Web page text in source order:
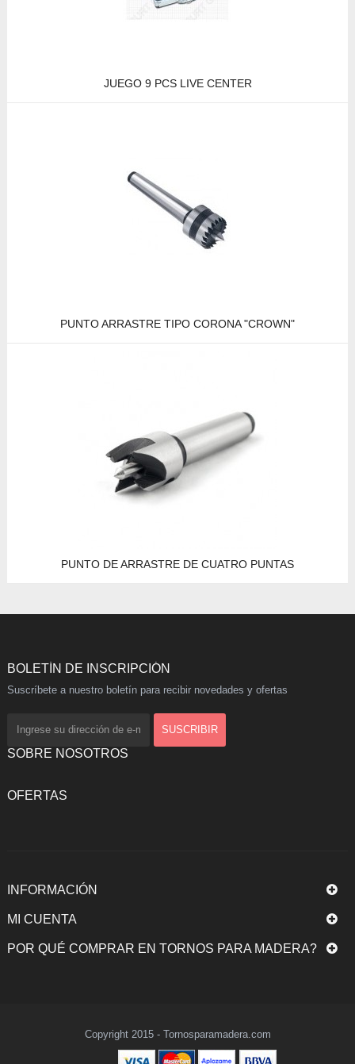
JUEGO 9 PCS LIVE CENTER
PUNTO ARRASTRE TIPO CORONA "CROWN"
PUNTO DE ARRASTRE DE CUATRO PUNTAS
BOLETÍN DE INSCRIPCIÓN
Suscríbete a nuestro boletín para recibir novedades y ofertas
SOBRE NOSOTROS
OFERTAS
INFORMACIÓN
MI CUENTA
POR QUÉ COMPRAR EN TORNOS PARA MADERA?
Copyright 2015 - Tornosparamadera.com